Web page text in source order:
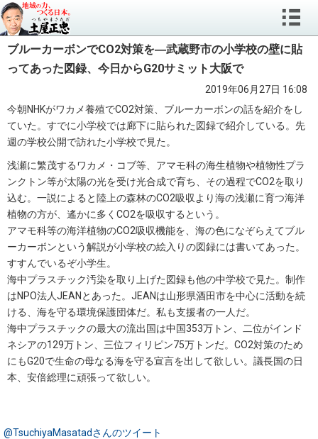
ブルーカーボンでCO2対策を―武蔵野市の小学校の壁に貼
ってあった図録、今日からG20サミット大阪で
2019年06月27日 16:08
今朝NHKがワカメ養殖でCO2対策、ブルーカーボンの話を紹介をし
ていた。すでに小学校では廊下に貼られた図録で紹介している。先
週の学校公開で訪れた小学校で見た。
浅瀬に繁茂するワカメ・コブ等、アマモ科の海生植物や植物性プラ
ンクトン等が太陽の光を受け光合成で育ち、その過程でCO2を取り
込む。一説によると陸上の森林のCO2吸収より海の浅瀬に育つ海洋
植物の方が、遙かに多くCO2を吸収するという。
アマモ科等の海洋植物のCO2吸収機能を、海の色になぞらえてブル
ーカーボンという解説が小学校の絵入りの図録には書いてあった。
すすんでいるぞ小学生。
海中プラスチック汚染を取り上げた図録も他の中学校で見た。制作
はNPO法人JEANとあった。JEANは山形県酒田市を中心に活動を続
ける、海を守る環境保護団体だ。私も支援者の一人だ。
海中プラスチックの最大の流出国は中国353万トン、二位がインド
ネシアの129万トン、三位フィリピン75万トンだ。CO2対策のため
にもG20で生命の母なる海を守る宣言を出して欲しい。議長国の日
本、安倍総理に頑張って欲しい。
@TsuchiyaMasatadさんのツイート